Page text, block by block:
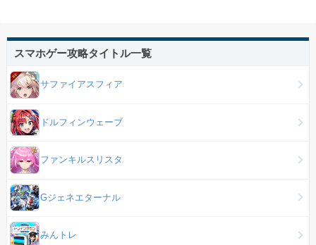
スマホゲー攻略タイトル一覧
サファイアスフィア
ドルフィンウェーブ
ファンキルスリスタ
Gジェネエターナル
みんトレ